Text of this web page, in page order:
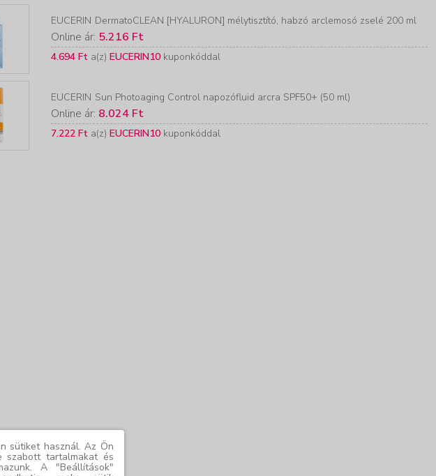
EUCERIN DermatoCLEAN [HYALURON] mélytisztító, habzó arclemosó zselé 200 ml
Online ár: 5.216 Ft
4.694 Ft a(z) EUCERIN10 kuponkóddal
EUCERIN Sun Photoaging Control napozófluid arcra SPF50+ (50 ml)
Online ár: 8.024 Ft
7.222 Ft a(z) EUCERIN10 kuponkóddal
sütiket használ. Az Ön
szabott tartalmakat és
A "Beállítások"